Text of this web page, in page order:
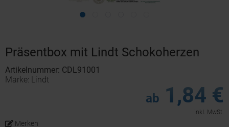
Präsentbox mit Lindt Schokoherzen
Artikelnummer: CDL91001
Marke: Lindt
ab 1,84 €
inkl. MwSt.
Merken